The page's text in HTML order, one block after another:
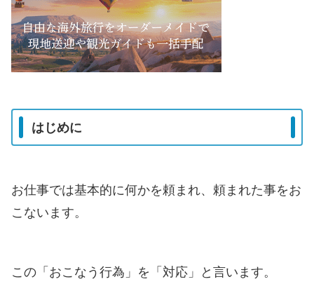
はじめに
お仕事では基本的に何かを頼まれ、頼まれた事をお
こないます。
この「おこなう行為」を「対応」と言います。